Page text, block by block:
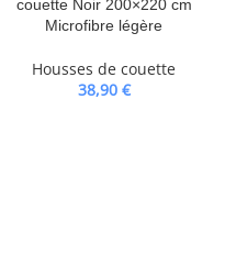
couette Noir 200×220 cm
Microfibre légère
Housses de couette
38,90 €